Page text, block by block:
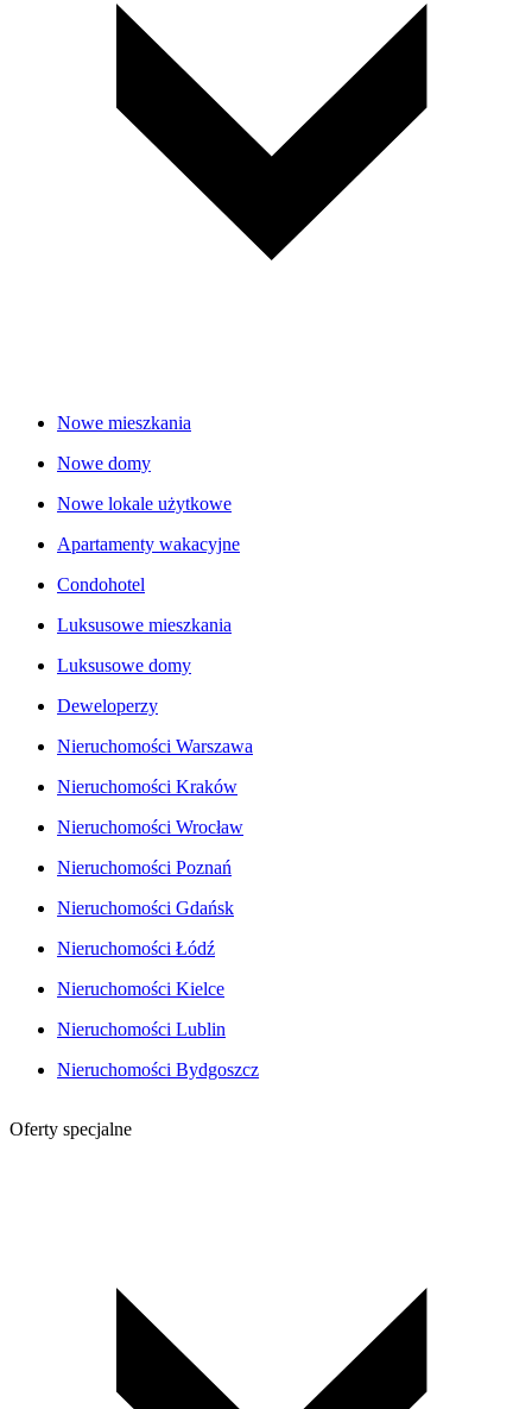
Nowe mieszkania
Nowe domy
Nowe lokale użytkowe
Apartamenty wakacyjne
Condohotel
Luksusowe mieszkania
Luksusowe domy
Deweloperzy
Nieruchomości Warszawa
Nieruchomości Kraków
Nieruchomości Wrocław
Nieruchomości Poznań
Nieruchomości Gdańsk
Nieruchomości Łódź
Nieruchomości Kielce
Nieruchomości Lublin
Nieruchomości Bydgoszcz
Oferty specjalne